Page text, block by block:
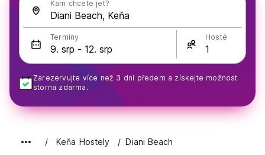
Kam chcete jet?
Termíny Hosté
Zarezervujte více než 3 dní předem a získejte možnost
storna zdarma.
Keňa Hostely Diani Beach